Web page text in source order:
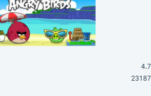
4.7
23187